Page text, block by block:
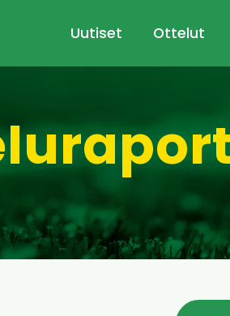
Uutiset Ottelut